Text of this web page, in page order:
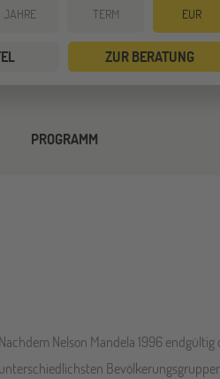
JAHRE TERM EUR
ZUR BERATUNG
PROGRAMM
Nachdem Nelson Mandela 1996
unterschiedlichsten